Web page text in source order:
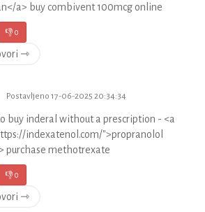
a> buy combivent 100mcg online
👎0
⇾
Postavljeno 17-06-2025 20:34:34
buy inderal without a prescription - <a
indexatenol.com/">propranolol
purchase methotrexate
👎0
⇾